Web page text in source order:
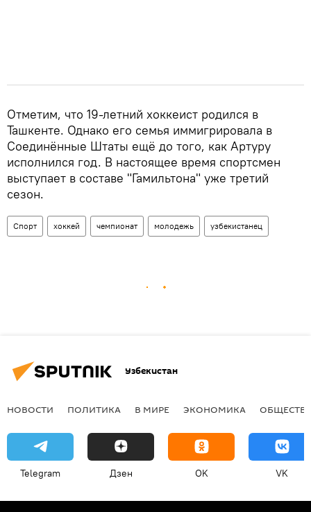
Отметим, что 19-летний хоккеист родился в
Ташкенте. Однако его семья иммигрировала в
Соединённые Штаты ещё до того, как Артуру
исполнился год. В настоящее время спортсмен
выступает в составе "Гамильтона" уже третий
сезон.
Спорт хоккей чемпионат молодежь узбекистанец
Узбекистан
НОВОСТИ ПОЛИТИКА В МИРЕ ЭКОНОМИКА
Telegram Дзен OK VK